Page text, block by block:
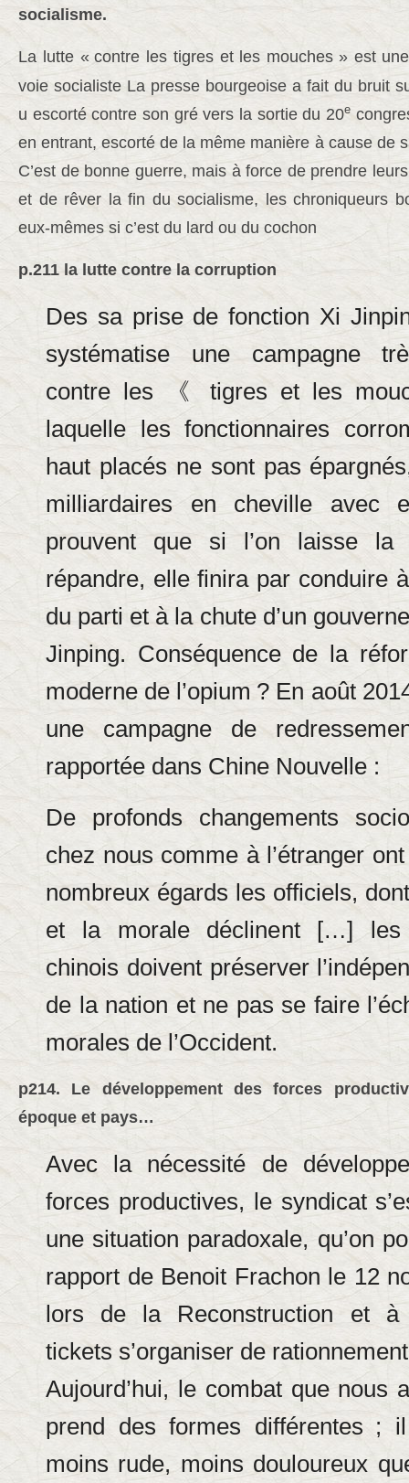
socialisme.
La lutte « contre les tigres et les mouches » est
voie socialiste La presse bourgeoise a fait du bruit
u escorté contre son gré vers la sortie du 20e
en entrant, escorté de la même manière à cause de
C’est de bonne guerre, mais à force de prendre
et de rêver la fin du socialisme, les chroniqueurs
eux-mêmes si c’est du lard ou du cochon
p.211 la lutte contre la corruption
Des sa prise de fonction Xi
systématise une campagne
contre les 《 tigres et les
laquelle les fonctionnaires
haut placés ne sont pas
milliardaires en cheville avec
prouvent que si l’on laisse la
répandre, elle finira par conduire
du parti et à la chute d’un
Jinping. Conséquence de la
moderne de l’opium ? En août
une campagne de
rapportée dans Chine Nouvelle :
De profonds changements
chez nous comme à l’étranger
nombreux égards les officiels,
et la morale déclinent […] les
chinois doivent préserver
de la nation et ne pas se faire
morales de l’Occident.
p214. Le développement des forces
époque et pays…
Avec la nécessité de
forces productives, le syndicat
une situation paradoxale, qu’on
rapport de Benoit Frachon le 12
lors de la Reconstruction et à
tickets s’organiser de
Aujourd’hui, le combat que nous
prend des formes différentes ; il
moins rude, moins douloureux